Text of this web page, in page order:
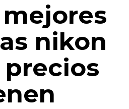
mejores
nikon